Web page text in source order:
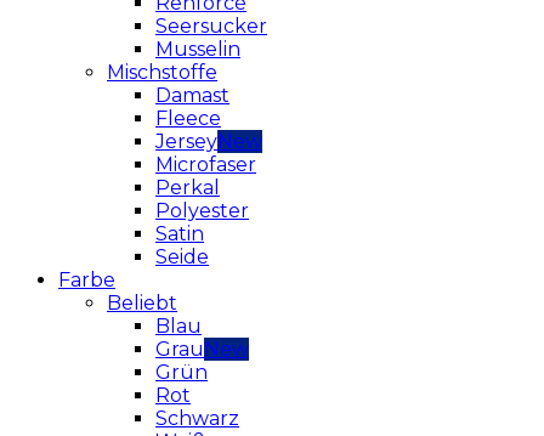
Seersucker
Musselin
Mischstoffe
Damast
Fleece
Jersey
Microfaser
Perkal
Polyester
Satin
Seide
Farbe
Beliebt
Blau
Grau
Grün
Rot
Schwarz